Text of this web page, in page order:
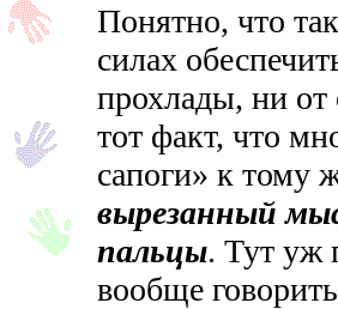
Понятно, что
силах
прохлады, ни от
тот факт, что
сапоги» к тому
вырезанный
пальцы. Тут уж
вообще